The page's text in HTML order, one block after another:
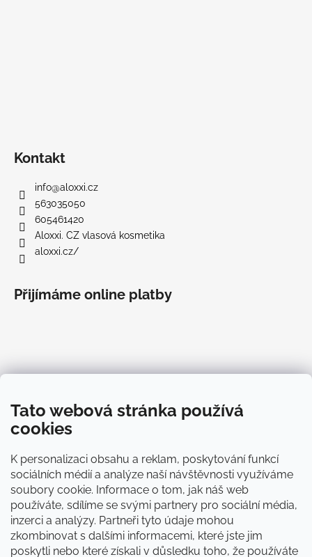
Tato webová stránka používá
cookies
K personalizaci obsahu a reklam, poskytování funkcí
sociálních médií a analýze naší návštěvnosti využíváme
soubory cookie. Informace o tom, jak náš web
používáte, sdílíme se svými partnery pro sociální média,
inzerci a analýzy. Partneři tyto údaje mohou
zkombinovat s dalšími informacemi, které jste jim
poskytli nebo které získali v důsledku toho, že používáte
Kontakt
info@aloxxi.cz
563035050
605461420
Aloxxi. CZ vlasová kosmetika
aloxxi.cz/
Přijímáme online platby
O Aloxxi®
Blog
Platba
Obchodní podmínky
Zásady ochrany osobních údajů
Kontakty